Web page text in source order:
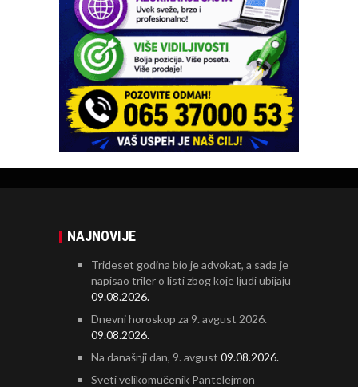
NAJNOVIJE
Trideset godina bio je advokat, a sada je
napisao triler o listi zbog koje ljudi ubijaju
09.08.2026.
Dnevni horoskop za 9. avgust 2026.
09.08.2026.
Na današnji dan, 9. avgust 09.08.2026.
Sveti velikomučenik Pantelejmon